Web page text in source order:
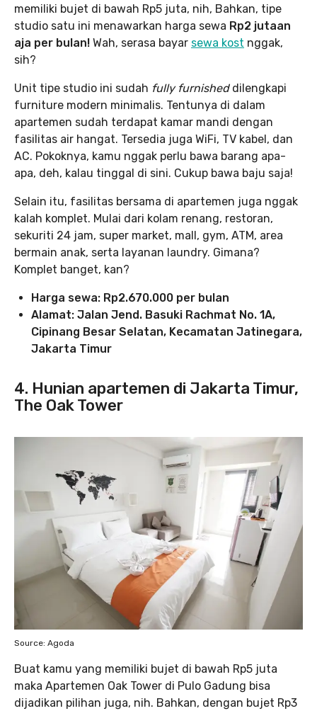
memiliki bujet di bawah Rp5 juta, nih, Bahkan, tipe
studio satu ini menawarkan harga sewa Rp2 jutaan
aja per bulan! Wah, serasa bayar sewa kost nggak,
sih?
Unit tipe studio ini sudah fully furnished dilengkapi
furniture modern minimalis. Tentunya di dalam
apartemen sudah terdapat kamar mandi dengan
fasilitas air hangat. Tersedia juga WiFi, TV kabel, dan
AC. Pokoknya, kamu nggak perlu bawa barang apa-
apa, deh, kalau tinggal di sini. Cukup bawa baju saja!
Selain itu, fasilitas bersama di apartemen juga nggak
kalah komplet. Mulai dari kolam renang, restoran,
sekuriti 24 jam, super market, mall, gym, ATM, area
bermain anak, serta layanan laundry. Gimana?
Komplet banget, kan?
Harga sewa: Rp2.670.000 per bulan
Alamat: Jalan Jend. Basuki Rachmat No. 1A,
Cipinang Besar Selatan, Kecamatan Jatinegara,
Jakarta Timur
4. Hunian apartemen di Jakarta Timur,
The Oak Tower
Source: Agoda
Buat kamu yang memiliki bujet di bawah Rp5 juta
maka Apartemen Oak Tower di Pulo Gadung bisa
dijadikan pilihan juga, nih. Bahkan, dengan bujet Rp3